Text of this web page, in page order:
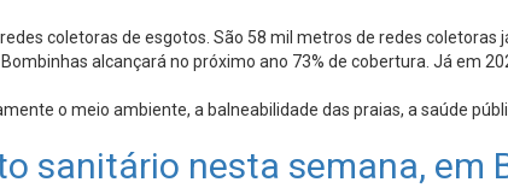
coletoras de esgotos. São 58 mil metros de redes
alcançará no próximo ano 73% de cobertura. Já em
o meio ambiente, a balneabilidade das praias, a saúde
sanitário nesta semana, em